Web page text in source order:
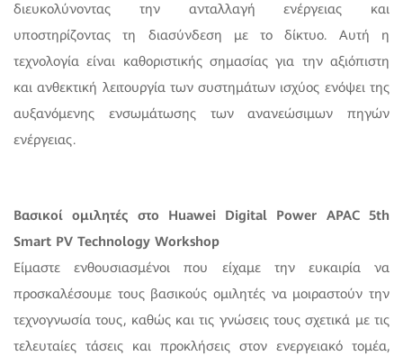
διευκολύνοντας την ανταλλαγή ενέργειας και
υποστηρίζοντας τη διασύνδεση με το δίκτυο. Αυτή η
τεχνολογία είναι καθοριστικής σημασίας για την αξιόπιστη
και ανθεκτική λειτουργία των συστημάτων ισχύος ενόψει της
αυξανόμενης ενσωμάτωσης των ανανεώσιμων πηγών
ενέργειας.
Βασικοί ομιλητές στο Huawei Digital Power APAC 5th
Smart PV Technology Workshop
Είμαστε ενθουσιασμένοι που είχαμε την ευκαιρία να
προσκαλέσουμε τους βασικούς ομιλητές να μοιραστούν την
τεχνογνωσία τους, καθώς και τις γνώσεις τους σχετικά με τις
τελευταίες τάσεις και προκλήσεις στον ενεργειακό τομέα,